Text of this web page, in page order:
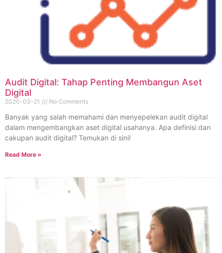
Audit Digital: Tahap Penting Membangun Aset
Digital
2020-03-21 No Comments
Banyak yang salah memahami dan menyepelekan audit digital
dalam mengembangkan aset digital usahanya. Apa definisi dan
cakupan audit digital? Temukan di sini!
Read More »